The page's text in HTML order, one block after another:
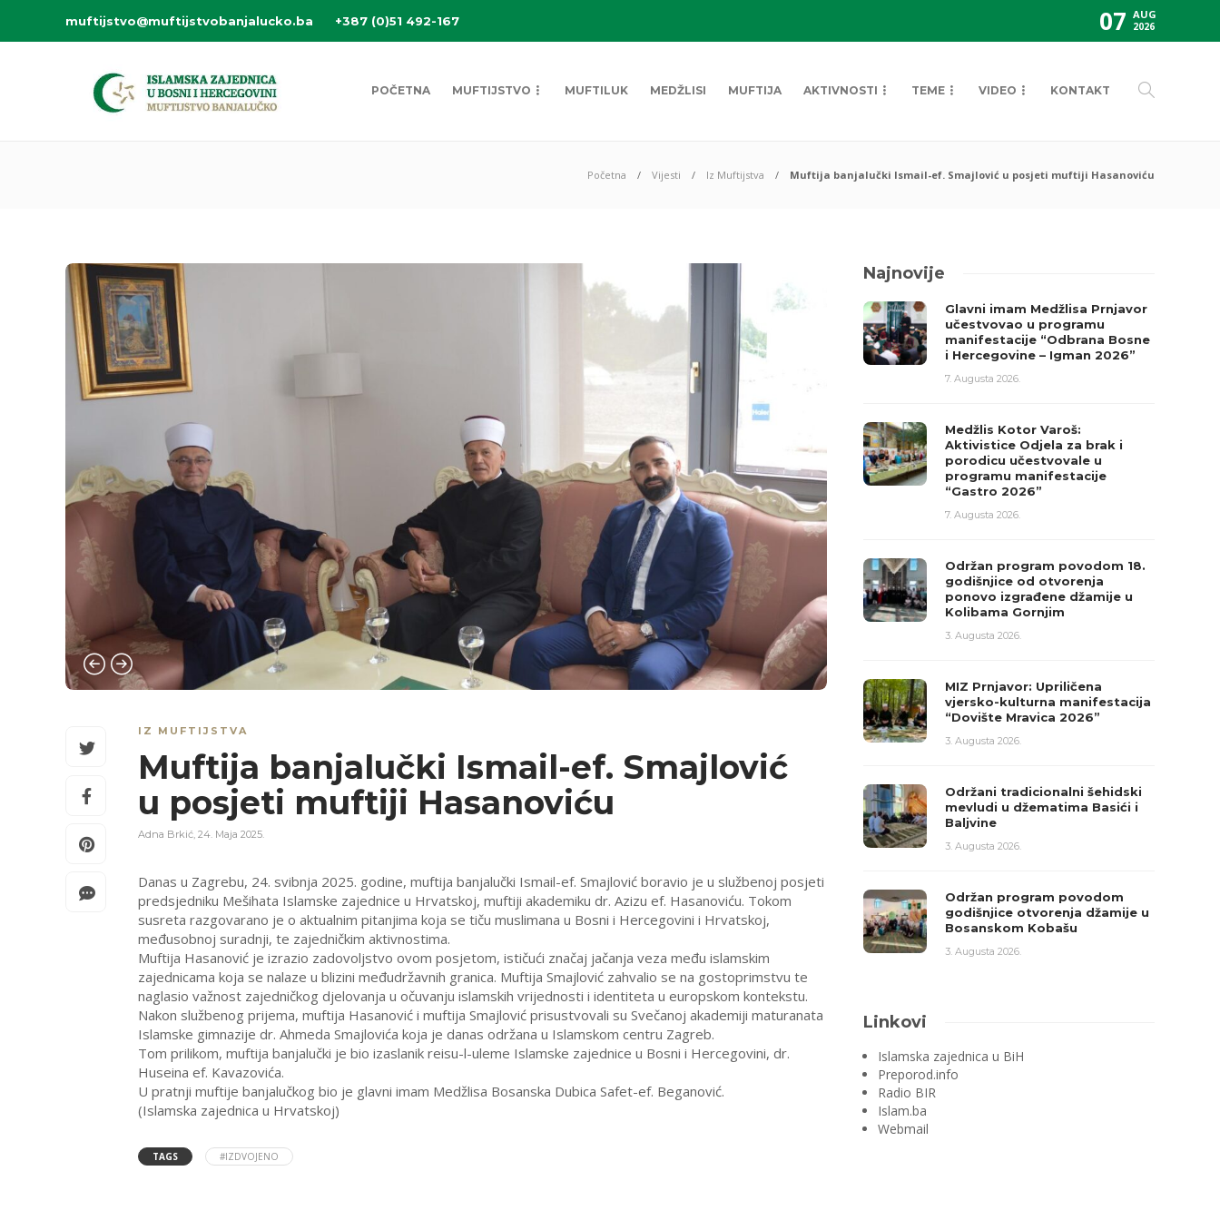
muftijstvo@muftijstvobanjalucko.ba +387 (0)51 492-167 07 AUG
2026
POČETNA MUFTIJSTVO MUFTILUK MEDŽLISI MUFTIJA AKTIVNOSTI TEME VIDEO KONTAKT
Početna Vijesti Iz Muftijstva Muftija banjalučki Ismail-ef. Smajlović u posjeti muftiji Hasanoviću
IZ MUFTIJSTVA
Muftija banjalučki Ismail-ef. Smajlović
u posjeti muftiji Hasanoviću
Adna Brkić, 24. Maja 2025.
Danas u Zagrebu, 24. svibnja 2025. godine, muftija banjalučki Ismail-ef. Smajlović boravio je u službenoj posjeti
predsjedniku Mešihata Islamske zajednice u Hrvatskoj, muftiji akademiku dr. Azizu ef. Hasanoviću. Tokom
susreta razgovarano je o aktualnim pitanjima koja se tiču muslimana u Bosni i Hercegovini i Hrvatskoj,
međusobnoj suradnji, te zajedničkim aktivnostima.
Muftija Hasanović je izrazio zadovoljstvo ovom posjetom, ističući značaj jačanja veza među islamskim
zajednicama koja se nalaze u blizini međudržavnih granica. Muftija Smajlović zahvalio se na gostoprimstvu te
naglasio važnost zajedničkog djelovanja u očuvanju islamskih vrijednosti i identiteta u europskom kontekstu.
Nakon službenog prijema, muftija Hasanović i muftija Smajlović prisustvovali su Svečanoj akademiji maturanata
Islamske gimnazije dr. Ahmeda Smajlovića koja je danas održana u Islamskom centru Zagreb.
Tom prilikom, muftija banjalučki je bio izaslanik reisu-l-uleme Islamske zajednice u Bosni i Hercegovini, dr.
Huseina ef. Kavazovića.
U pratnji muftije banjalučkog bio je glavni imam Medžlisa Bosanska Dubica Safet-ef. Beganović.
(Islamska zajednica u Hrvatskoj)
TAGS #IZDVOJENO
Najnovije
Glavni imam Medžlisa Prnjavor
učestvovao u programu
manifestacije “Odbrana Bosne
i Hercegovine – Igman 2026”
7. Augusta 2026.
Medžlis Kotor Varoš:
Aktivistice Odjela za brak i
porodicu učestvovale u
programu manifestacije
“Gastro 2026”
7. Augusta 2026.
Održan program povodom 18.
godišnjice od otvorenja
ponovo izgrađene džamije u
Kolibama Gornjim
3. Augusta 2026.
MIZ Prnjavor: Upriličena
vjersko-kulturna manifestacija
“Dovište Mravica 2026”
3. Augusta 2026.
Održani tradicionalni šehidski
mevludi u džematima Basići i
Baljvine
3. Augusta 2026.
Održan program povodom
godišnjice otvorenja džamije u
Bosanskom Kobašu
3. Augusta 2026.
Linkovi
Islamska zajednica u BiH
Preporod.info
Radio BIR
Islam.ba
Webmail